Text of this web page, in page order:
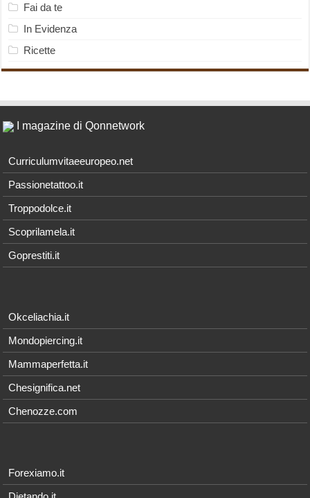
Fai da te
In Evidenza
Ricette
I magazine di Qonnetwork
Curriculumvitaeeuropeo.net
Passionetattoo.it
Troppodolce.it
Scoprilamela.it
Goprestiti.it
Okceliachia.it
Mondopiercing.it
Mammaperfetta.it
Chesignifica.net
Chenozze.com
Forexiamo.it